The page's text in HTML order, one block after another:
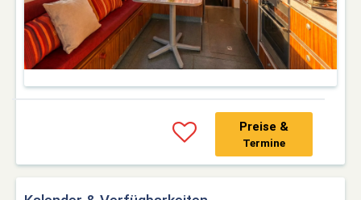
Preise &
Termine